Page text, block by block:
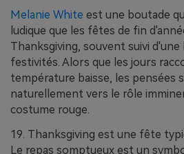
Melanie White est une boutade
ludique que les fêtes de fin
Thanksgiving, souvent suivi
festivités. Alors que les jours
température baisse, les pensées
naturellement vers le rôle
costume rouge.
19. Thanksgiving est une fête
Le repas somptueux est un